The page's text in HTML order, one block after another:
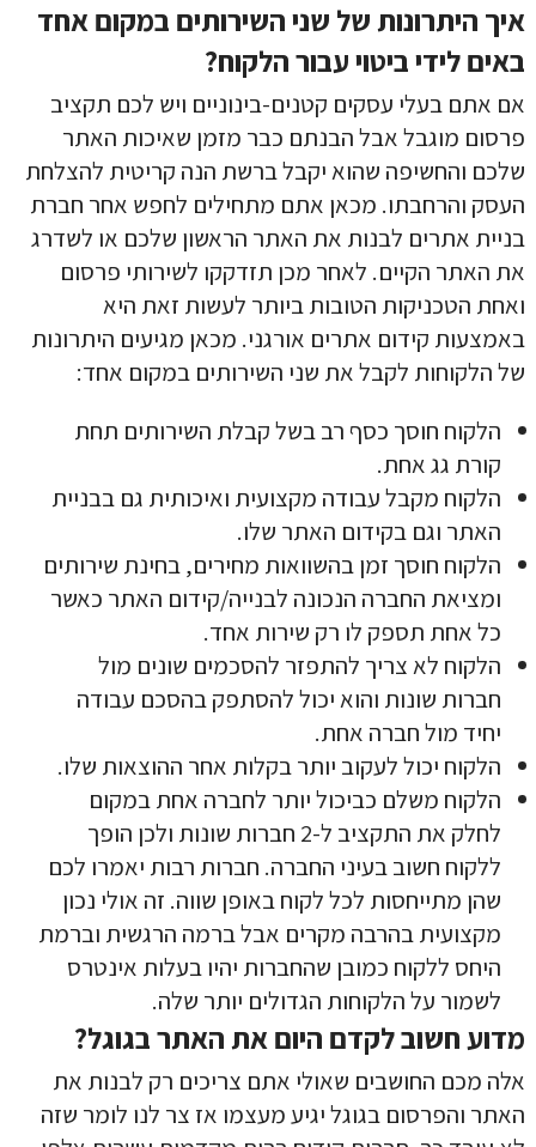
איך היתרונות של שני השירותים במקום אחד
באים לידי ביטוי עבור הלקוח?
אם אתם בעלי עסקים קטנים-בינוניים ויש לכם תקציב
פרסום מוגבל אבל הבנתם כבר מזמן שאיכות האתר
שלכם והחשיפה שהוא יקבל ברשת הנה קריטית להצלחת
העסק והרחבתו. מכאן אתם מתחילים לחפש אחר חברת
בניית אתרים לבנות את האתר הראשון שלכם או לשדרג
את האתר הקיים. לאחר מכן תזדקקו לשירותי פרסום
ואחת הטכניקות הטובות ביותר לעשות זאת היא
באמצעות קידום אתרים אורגני. מכאן מגיעים היתרונות
של הלקוחות לקבל את שני השירותים במקום אחד:
הלקוח חוסך כסף רב בשל קבלת השירותים תחת
קורת גג אחת.
הלקוח מקבל עבודה מקצועית ואיכותית גם בבניית
האתר וגם בקידום האתר שלו.
הלקוח חוסך זמן בהשוואות מחירים, בחינת שירותים
ומציאת החברה הנכונה לבנייה/קידום האתר כאשר
כל אחת תספק לו רק שירות אחד.
הלקוח לא צריך להתפזר להסכמים שונים מול
חברות שונות והוא יכול להסתפק בהסכם עבודה
יחיד מול חברה אחת.
הלקוח יכול לעקוב יותר בקלות אחר ההוצאות שלו.
הלקוח משלם כביכול יותר לחברה אחת במקום
לחלק את התקציב ל-2 חברות שונות ולכן הופך
ללקוח חשוב בעיני החברה. חברות רבות יאמרו לכם
שהן מתייחסות לכל לקוח באופן שווה. זה אולי נכון
מקצועית בהרבה מקרים אבל ברמה הרגשית וברמת
היחס ללקוח כמובן שהחברות יהיו בעלות אינטרס
לשמור על הלקוחות הגדולים יותר שלה.
מדוע חשוב לקדם היום את האתר בגוגל?
אלה מכם החושבים שאולי אתם צריכים רק לבנות את
האתר והפרסום בגוגל יגיע מעצמו אז צר לנו לומר שזה